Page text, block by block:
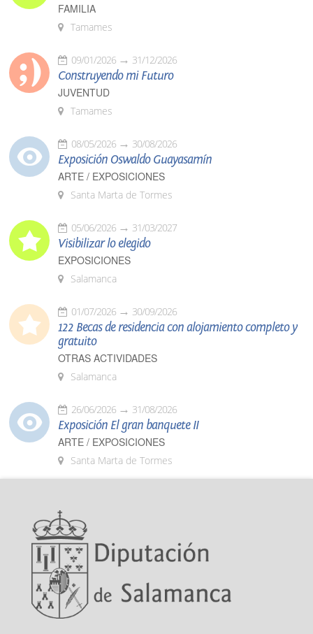
FAMILIA
Tamames
09/01/2026 31/12/2026
Construyendo mi Futuro
JUVENTUD
Tamames
08/05/2026 30/08/2026
Exposición Oswaldo Guayasamín
ARTE / EXPOSICIONES
Santa Marta de Tormes
05/06/2026 31/03/2027
Visibilizar lo elegido
EXPOSICIONES
Salamanca
01/07/2026 30/09/2026
122 Becas de residencia con alojamiento completo y
gratuito
OTRAS ACTIVIDADES
Salamanca
26/06/2026 31/08/2026
Exposición El gran banquete II
ARTE / EXPOSICIONES
Santa Marta de Tormes